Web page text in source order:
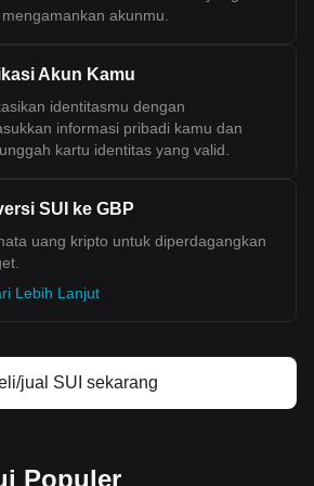
Jumlah peredaran GBP juga
ke fiat Bitget menunjukkan
Sui yang paling
ke GBP, dengan kode Sui adalah
pertukarkan dengan GBP.
akunmu.
Akun Kamu
identitasmu dengan
informasi pribadi kamu dan
kartu identitas yang valid.
SUI ke GBP
uang kripto untuk diperdagangkan
Lebih Lanjut
jual SUI sekarang
Populer